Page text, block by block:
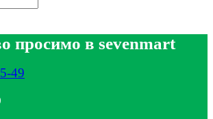
просимо в sevenmart
49